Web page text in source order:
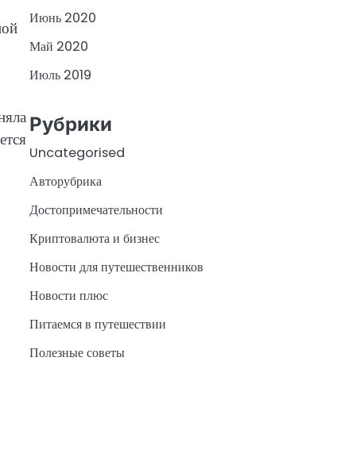
Июнь 2020
Май 2020
Июль 2019
Рубрики
Uncategorised
Авторубрика
Достопримечательности
Криптовалюта и бизнес
Новости для путешественников
Новости плюс
Питаемся в путешествии
Полезные советы